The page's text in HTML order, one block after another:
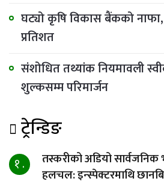
घट्यो कृषि विकास बैंकको नाफा,
प्रतिशत
संशोधित तथ्यांक नियमावली
शुल्कसम्म परिमार्जन
ट्रेन्डिङ
१ .
तस्करीको अडियो सार्वजनिक
हलचल: इन्स्पेक्टरमाथि